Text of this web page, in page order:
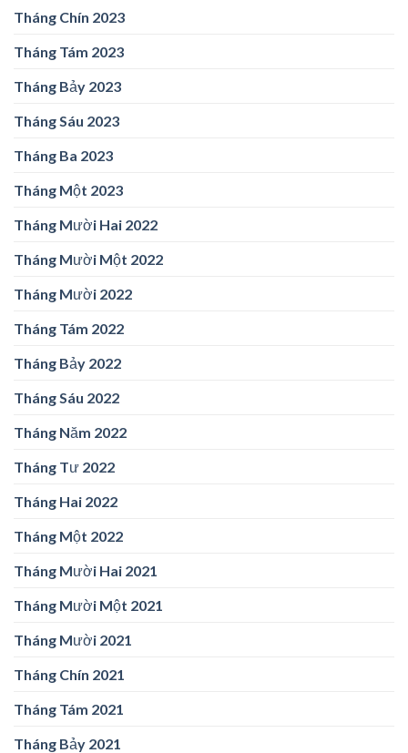
Tháng Chín 2023
Tháng Tám 2023
Tháng Bảy 2023
Tháng Sáu 2023
Tháng Ba 2023
Tháng Một 2023
Tháng Mười Hai 2022
Tháng Mười Một 2022
Tháng Mười 2022
Tháng Tám 2022
Tháng Bảy 2022
Tháng Sáu 2022
Tháng Năm 2022
Tháng Tư 2022
Tháng Hai 2022
Tháng Một 2022
Tháng Mười Hai 2021
Tháng Mười Một 2021
Tháng Mười 2021
Tháng Chín 2021
Tháng Tám 2021
Tháng Bảy 2021